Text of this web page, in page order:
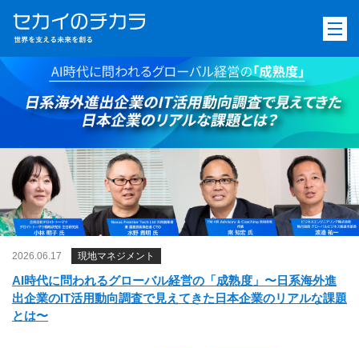
2026.06.17 現地マネジメント
AI時代に問われるグローバル経営の「成熟度」〜日系海外進
出企業のIT活用動向調査で見えてきた日本企業のリアルな課題
とは〜